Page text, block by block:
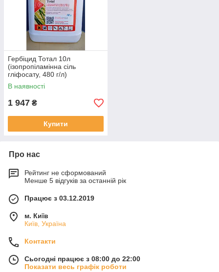
Гербіцид Тотал 10л
(ізопропіламінна сіль
гліфосату, 480 г/л)
В наявності
1 947 ₴
Купити
Про нас
Рейтинг не сформований
Менше 5 відгуків за останній рік
Працює з 03.12.2019
м. Київ
Київ, Україна
Контакти
Сьогодні працює з 08:00 до 22:00
Показати весь графік роботи